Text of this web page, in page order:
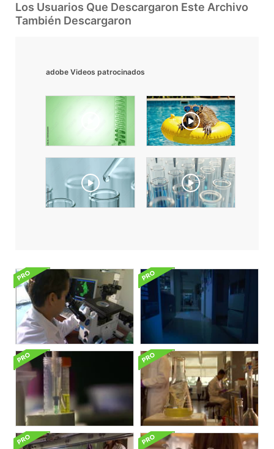
Los Usuarios Que Descargaron Este Archivo
También Descargaron
adobe Videos patrocinados